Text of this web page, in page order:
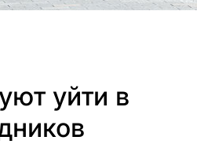
уйти в